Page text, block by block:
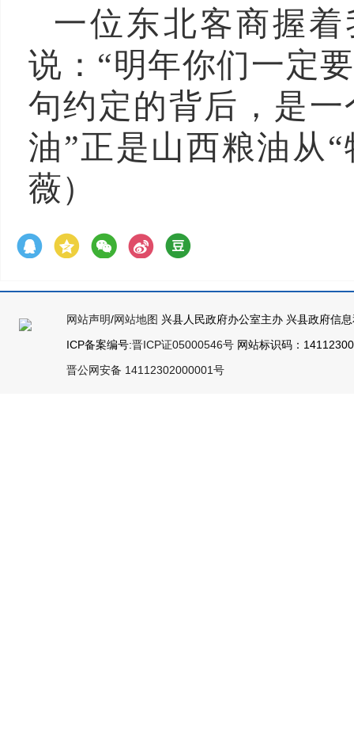
一位东北客商握
说：“明年你们一定
句约定的背后，是
油”正是山西粮油从
薇）
网站声明/网站地图 兴县人民政府办公室主办 兴县政府信
ICP备案编号:晋ICP证05000546号 网站标识码：
晋公网安备 14112302000001号